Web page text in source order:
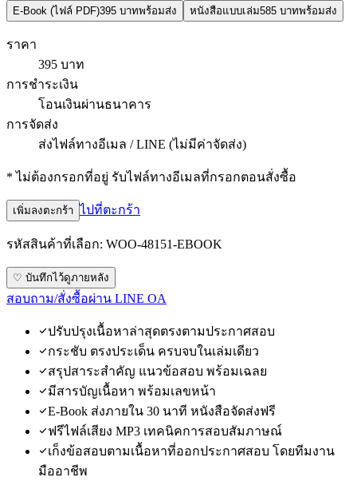
E-Book (ไฟล์ PDF)395 บาทพร้อมส่ง หนังสือแบบเล่ม585 บาทพร้อมส่ง
ราคา
395 บาท
การชำระเงิน
โอนเงินผ่านธนาคาร
การจัดส่ง
ส่งไฟล์ทางอีเมล / LINE (ไม่มีค่าจัดส่ง)
* ไม่ต้องกรอกที่อยู่ รับไฟล์ทางอีเมลที่กรอกตอนสั่งซื้อ
เพิ่มลงตะกร้า ไปที่ตะกร้า
รหัสสินค้าที่เลือก: WOO-48151-EBOOK
♡ บันทึกไว้ดูภายหลัง
สอบถาม/สั่งซื้อผ่าน LINE OA
ปรับปรุงเนื้อหาล่าสุดตรงตามประกาศสอบ
กระชับ ตรงประเด็น ครบจบในเล่มเดียว
สรุปสาระสำคัญ แนวข้อสอบ พร้อมเฉลย
มีสารบัญเนื้อหา พร้อมเลขหน้า
E-Book ส่งภายใน 30 นาที หนังสือจัดส่งฟรี
ฟรีไฟล์เสียง MP3 เทคนิคการสอบสัมภาษณ์
เก็งข้อสอบตามเนื้อหาที่ออกประกาศสอบ โดยทีมงาน
มืออาชีพ